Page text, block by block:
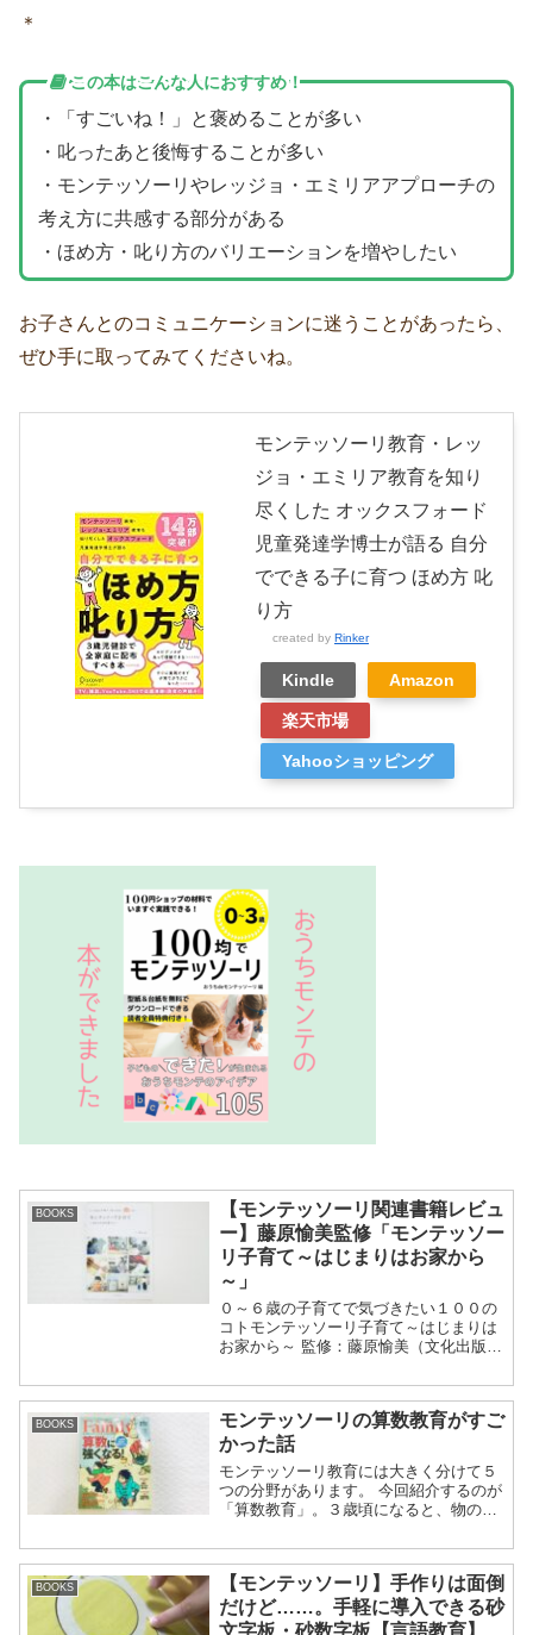
＊
この本はこんな人におすすめ！
・「すごいね！」と褒めることが多い
・叱ったあと後悔することが多い
・モンテッソーリやレッジョ・エミリアアプローチの
考え方に共感する部分がある
・ほめ方・叱り方のバリエーションを増やしたい
お子さんとのコミュニケーションに迷うことがあったら、
ぜひ手に取ってみてくださいね。
モンテッソーリ教育・レッ
ジョ・エミリア教育を知り
尽くした オックスフォード
児童発達学博士が語る 自分
でできる子に育つ ほめ方 叱
り方
created by Rinker
Kindle Amazon
楽天市場
Yahooショッピング
BOOKS
【モンテッソーリ関連書籍レビュ
ー】藤原愉美監修「モンテッソー
リ子育て～はじまりはお家から
～」
０～６歳の子育てで気づきたい１００の
コトモンテッソーリ子育て～はじまりは
お家から～ 監修：藤原愉美（文化出版
モンテッソーリ教育のエッセンスを取り
入れることを提案する子育て本。 ２児の
母...
BOOKS
モンテッソーリの算数教育がすご
かった話
モンテッソーリ教育には大きく分けて５
つの分野があります。 今回紹介するのが
「算数教育」。３歳頃になると、物の多
詞への興味が出てきます。これが数の敏
感期。モンテッソーリ関連の書籍では、
次のように解説...
BOOKS
【モンテッソーリ】手作りは面倒
だけど……。手軽に導入できる砂